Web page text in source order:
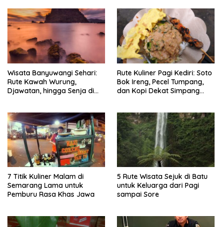
Wisata Banyuwangi Sehari:
Rute Kawah Wurung,
Djawatan, hingga Senja di
Rute Kuliner Pagi Kediri: Soto
Bok Ireng, Pecel Tumpang,
dan Kopi Dekat Simpang
7 Titik Kuliner Malam di
Semarang Lama untuk
Pemburu Rasa Khas Jawa
5 Rute Wisata Sejuk di Batu
untuk Keluarga dari Pagi
sampai Sore